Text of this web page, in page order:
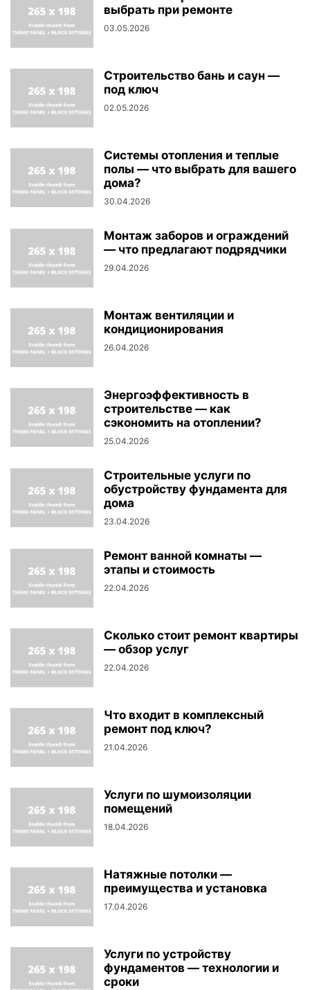
выбрать при ремонте
03.05.2026
Строительство бань и саун —
под ключ
02.05.2026
Системы отопления и теплые
полы — что выбрать для вашего
дома?
30.04.2026
Монтаж заборов и ограждений
— что предлагают подрядчики
29.04.2026
Монтаж вентиляции и
кондиционирования
26.04.2026
Энергоэффективность в
строительстве — как
сэкономить на отоплении?
25.04.2026
Строительные услуги по
обустройству фундамента для
дома
23.04.2026
Ремонт ванной комнаты —
этапы и стоимость
22.04.2026
Сколько стоит ремонт квартиры
— обзор услуг
22.04.2026
Что входит в комплексный
ремонт под ключ?
21.04.2026
Услуги по шумоизоляции
помещений
18.04.2026
Натяжные потолки —
преимущества и установка
17.04.2026
Услуги по устройству
фундаментов — технологии и
сроки